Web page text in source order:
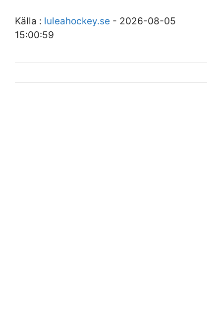
Källa : luleahockey.se - 2026-08-05
15:00:59